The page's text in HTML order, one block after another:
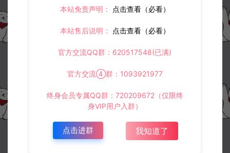
本站免责声明： 点击查看（必看）
本站售后说明： 点击查看（必看）
官方交流QQ群：620517548(已满)
官方交流④群：1093921977
终身会员专属QQ群：720209672（仅限终
身VIP用户入群）
点击进群 我知道了